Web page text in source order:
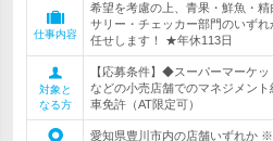
仕事内容
希望を考慮の上、青果・鮮魚・
サリー・チェッカー部門のいず
任せします！ ★年休113日
対象と
なる方
【応募条件】◆スーパーマーケ
などの小売店舗でのマネジメン
車免許（AT限定可）
愛知県豊川市内の店舗いずれか